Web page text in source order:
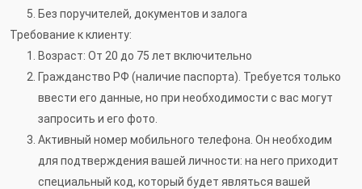
Без поручителей, документов и залога
Требование к клиенту:
Возраст: От 20 до 75 лет включительно
Гражданство РФ (наличие паспорта). Требуется только
ввести его данные, но при необходимости с вас могут
запросить и его фото.
Активный номер мобильного телефона. Он необходим
для подтверждения вашей личности: на него приходит
специальный код, который будет являться вашей